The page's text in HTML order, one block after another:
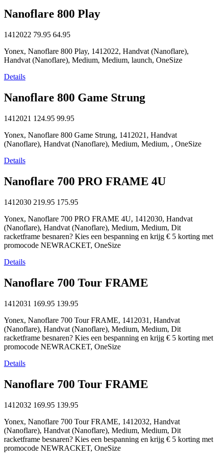
Nanoflare 800 Play
1412022 79.95 64.95
Yonex, Nanoflare 800 Play, 1412022, Handvat (Nanoflare),
Handvat (Nanoflare), Medium, Medium, launch, OneSize
Details
Nanoflare 800 Game Strung
1412021 124.95 99.95
Yonex, Nanoflare 800 Game Strung, 1412021, Handvat
(Nanoflare), Handvat (Nanoflare), Medium, Medium, , OneSize
Details
Nanoflare 700 PRO FRAME 4U
1412030 219.95 175.95
Yonex, Nanoflare 700 PRO FRAME 4U, 1412030, Handvat
(Nanoflare), Handvat (Nanoflare), Medium, Medium, Dit
racketframe besnaren? Kies een bespanning en krijg € 5 korting met
promocode NEWRACKET, OneSize
Details
Nanoflare 700 Tour FRAME
1412031 169.95 139.95
Yonex, Nanoflare 700 Tour FRAME, 1412031, Handvat
(Nanoflare), Handvat (Nanoflare), Medium, Medium, Dit
racketframe besnaren? Kies een bespanning en krijg € 5 korting met
promocode NEWRACKET, OneSize
Details
Nanoflare 700 Tour FRAME
1412032 169.95 139.95
Yonex, Nanoflare 700 Tour FRAME, 1412032, Handvat
(Nanoflare), Handvat (Nanoflare), Medium, Medium, Dit
racketframe besnaren? Kies een bespanning en krijg € 5 korting met
promocode NEWRACKET, OneSize